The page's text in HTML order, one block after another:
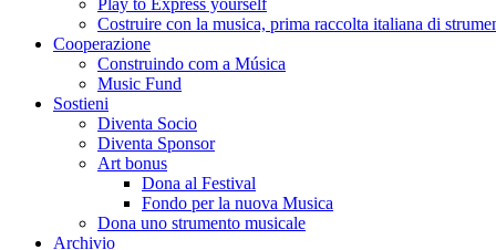
Play to Express yourself
Costruire con la musica, prima raccolta italiana di
Cooperazione
Construindo com a Música
Music Fund
Sostieni
Diventa Socio
Diventa Sponsor
Art bonus
Dona al Festival
Fondo per la nuova Musica
Dona uno strumento musicale
Archivio